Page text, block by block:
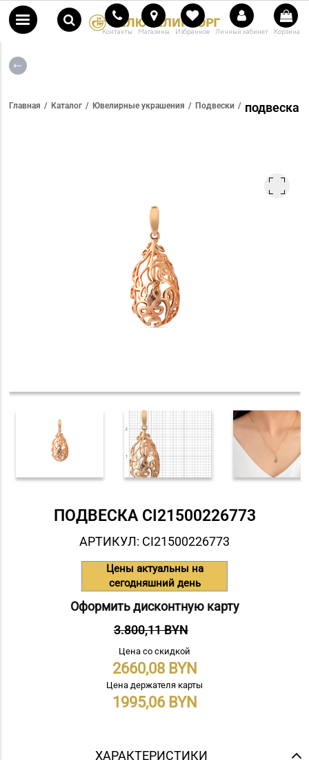
Контакты Магазины Избранное Личный кабинет Корзина
Главная Каталог Ювелирные украшения Подвески подвеска
ПОДВЕСКА СI21500226773
АРТИКУЛ: СI21500226773
Цены актуальны на
сегодняшний день
Оформить дисконтную карту
3.800,11 BYN
Цена со скидкой
2660,08
Цена держателя карты
1995,06
ХАРАКТЕРИСТИКИ